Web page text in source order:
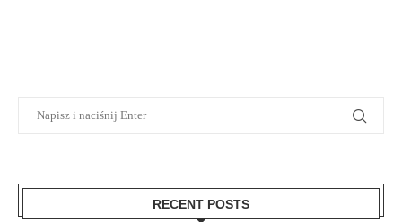
RECENT POSTS